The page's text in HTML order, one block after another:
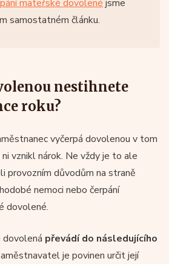
mateřské dovolené jsme
samostatném článku.
nestihnete
roku?
vyčerpá dovolenou v tom
vznikl nárok. Ne vždy je to ale
provozním důvodům na straně
nemoci nebo čerpání
dovolené.
převádí do následujícího
je povinen určit její